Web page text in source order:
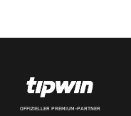
OFFIZIELLER PREMIUM-PARTNER